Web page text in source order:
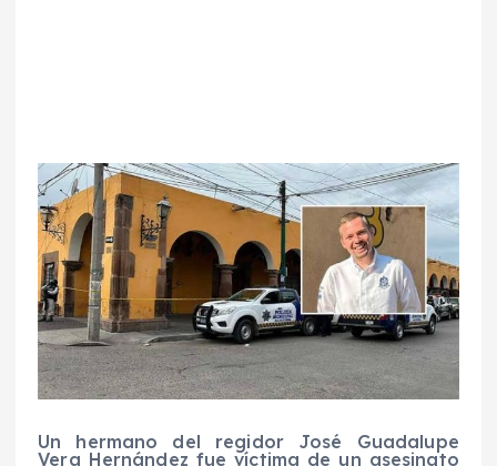
Un hermano del regidor José Guadalupe
Vera Hernández fue víctima de un asesinato